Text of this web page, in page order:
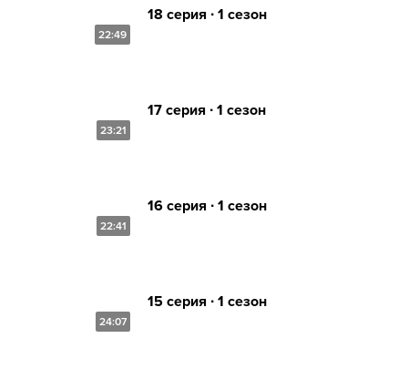
22:49
18 серия ∙ 1 сезон
23:21
17 серия ∙ 1 сезон
22:41
16 серия ∙ 1 сезон
24:07
15 серия ∙ 1 сезон